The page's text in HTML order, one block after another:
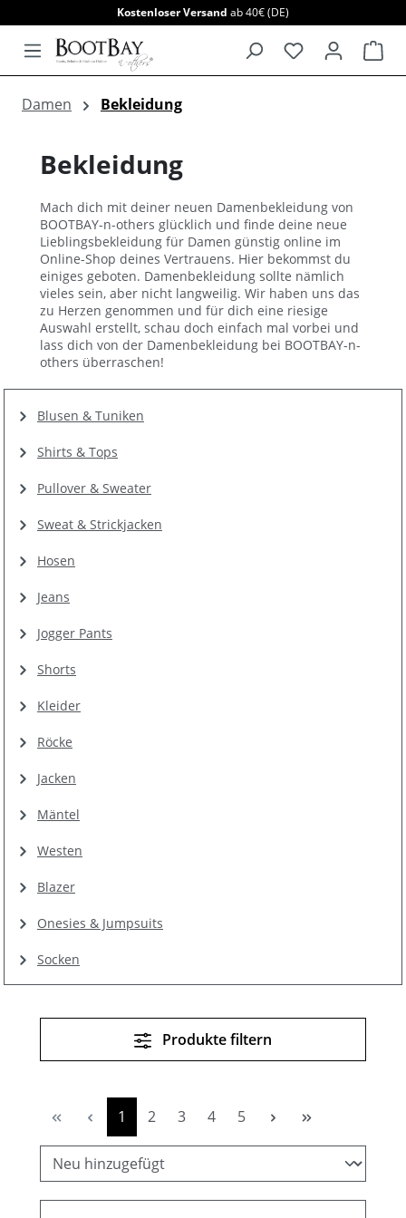
Kostenloser Versand ab 40€ (DE)
Damen Bekleidung
Bekleidung
Mach dich mit deiner neuen Damenbekleidung von
BOOTBAY-n-others glücklich und finde deine neue
Lieblingsbekleidung für Damen günstig online im
Online-Shop deines Vertrauens. Hier bekommst du
einiges geboten. Damenbekleidung sollte nämlich
vieles sein, aber nicht langweilig. Wir haben uns das
zu Herzen genommen und für dich eine riesige
Auswahl erstellt, schau doch einfach mal vorbei und
lass dich von der Damenbekleidung bei BOOTBAY-n-
others überraschen!
Blusen & Tuniken
Shirts & Tops
Pullover & Sweater
Sweat & Strickjacken
Hosen
Jeans
Jogger Pants
Shorts
Kleider
Röcke
Jacken
Mäntel
Westen
Blazer
Onesies & Jumpsuits
Socken
Produkte filtern
Seite
1 Seite
2 Seite
3 Seite
4 Seite
5